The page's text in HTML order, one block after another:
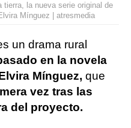
tierra, la nueva serie original de
Mínguez | atresmedia
un drama rural
en la novela
Mínguez, que
vez tras las
del proyecto.